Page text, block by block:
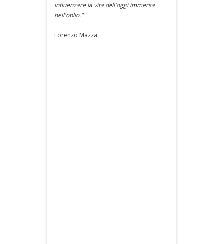
influenzare la vita dell'oggi immersa
nell'oblio."
Lorenzo Mazza